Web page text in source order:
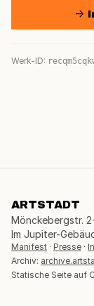
→
Werk-ID:
ARTSTADT
Mönckebergstr.
Im Jupiter-
Manifest · Presse ·
Archiv:
Statische Seite auf